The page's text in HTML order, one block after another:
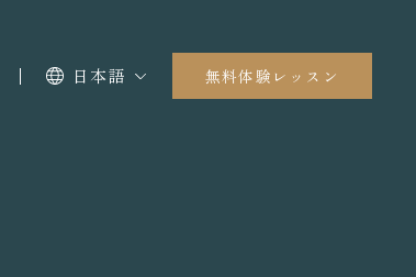
日本語 無料体験レッスン